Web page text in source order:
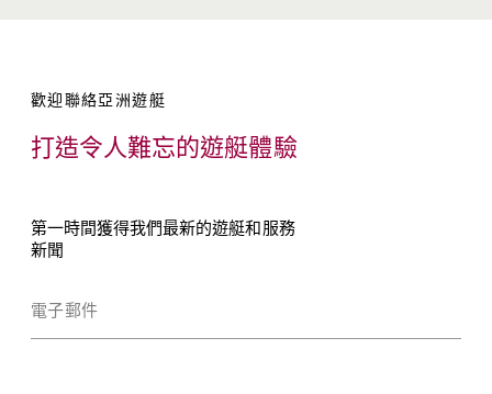
歡迎聯絡亞洲遊艇
打造令人難忘的遊艇體驗
第一時間獲得我們最新的遊艇和服務
新聞